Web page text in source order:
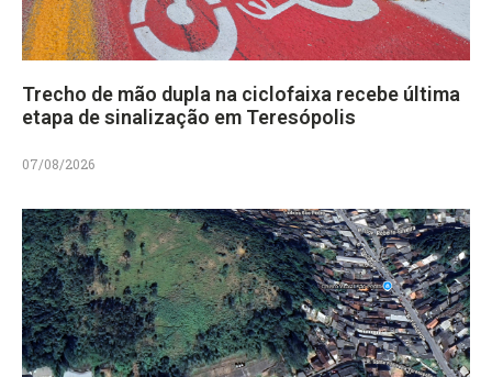
Trecho de mão dupla na ciclofaixa recebe última
etapa de sinalização em Teresópolis
07/08/2026